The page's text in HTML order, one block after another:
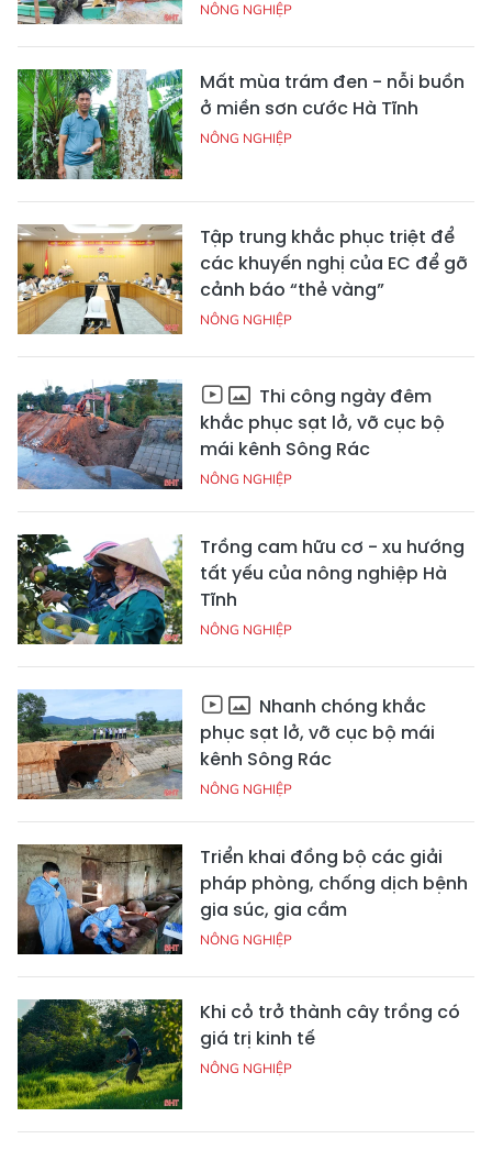
NÔNG NGHIỆP
Mất mùa trám đen - nỗi buồn
ở miền sơn cước Hà Tĩnh
NÔNG NGHIỆP
Tập trung khắc phục triệt để
các khuyến nghị của EC để gỡ
cảnh báo “thẻ vàng”
NÔNG NGHIỆP
Thi công ngày đêm
khắc phục sạt lở, vỡ cục bộ
mái kênh Sông Rác
NÔNG NGHIỆP
Trồng cam hữu cơ - xu hướng
tất yếu của nông nghiệp Hà
Tĩnh
NÔNG NGHIỆP
Nhanh chóng khắc
phục sạt lở, vỡ cục bộ mái
kênh Sông Rác
NÔNG NGHIỆP
Triển khai đồng bộ các giải
pháp phòng, chống dịch bệnh
gia súc, gia cầm
NÔNG NGHIỆP
Khi cỏ trở thành cây trồng có
giá trị kinh tế
NÔNG NGHIỆP